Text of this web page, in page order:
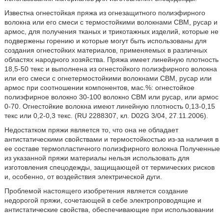
Известна огнестойкая пряжа из огнезащитного полиэфирного
волокна или его смеси с термостойкими волокнами СВМ, русар и
армос, для получения тканых и трикотажных изделий, которые не
подвержены горению и которые могут быть использованы для
создания огнестойких материалов, применяемых в различных
областях народного хозяйства. Пряжа имеет линейную плотность
18,5-50 текс и выполнена из огнестойкого полиэфирного волокна
или его смеси с огнетермостойкими волокнами СВМ, русар или
армос при соотношении компонентов, мас.%: огнестойкое
полиэфирное волокно 30-100 волокно СВМ или русар, или армос
0-70. Огнестойкие волокна имеют линейную плотность 0,13-0,15
текс или 0,2-0,3 текс. (RU 2288307, кл. D02G 3/04, 27.11.2006).
Недостатком пряжи является то, что она не обладает
антистатическими свойствами и термостойкостью из-за наличия в
ее составе термопластичного полиэфирного волокна Полученные
из указанной пряжи материалы нельзя использовать для
изготовления спецодежды, защищающей от термических рисков
и, особенно, от воздействия электрической дуги.
Проблемой настоящего изобретения является создание
недорогой пряжи, сочетающей в себе электропроводящие и
антистатические свойства, обеспечивающие при использовании